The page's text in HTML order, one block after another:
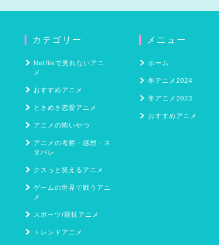
カテゴリー
Netflixで見れないアニ
メ
おすすめアニメ
ときめき恋愛アニメ
アニメの怖いやつ
アニメの考察・感想・ネ
タバレ
クスっと笑えるアニメ
ゲームの世界で戦うアニ
メ
スポーツ/競技アニメ
トレンドアニメ
メニュー
ホーム
冬アニメ2024
冬アニメ2023
おすすめアニメ